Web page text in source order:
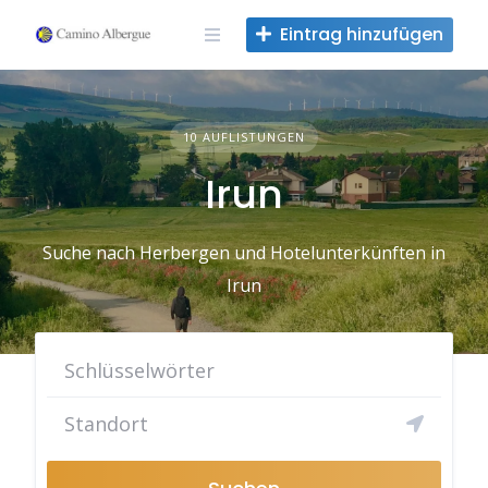
Inhalt
springen
Eintrag hinzufügen
10 AUFLISTUNGEN
Irun
Suche nach Herbergen und Hotelunterkünften in
Irun